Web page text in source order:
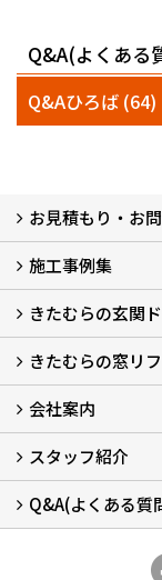
Q&A(よくある
Q&Aひろば (64)
お見積もり・お
LINEで概算見積
チャットで質問
問い合わせフォ
オンライン相談
電話で相談
無料現地調査を
施工事例集
玄関ドアリフォ
玄関引戸リフォ
勝手口ドアリフ
窓リフォーム
きたむらの玄関
玄関ドアリフォ
リシェントにつ
・玄関ドアバリ
・玄関引戸バリ
・勝手口ドアバ
安心の自社施工
無料点検
保証について
価格について
概算見積につい
きたむらの窓リ
窓リフォームに
・内窓設置-
・内窓設置-AGC
・窓交換
・エコガラス交換
・防犯・防災ガ
会社案内
会社概要 (2)
ブログ
アクセス
施工エリア
施工までの流れ
SNSインフォメ
チャット機能
オンライン打合
補助金について
スタッフ紹介
スタッフ紹介
Q&A(よくある質